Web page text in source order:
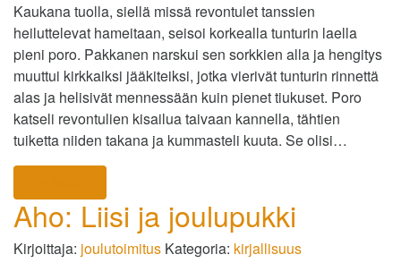
Kaukana tuolla, siellä missä revontulet tanssien
heiluttelevat hameitaan, seisoi korkealla tunturin laella
pieni poro. Pakkanen narskui sen sorkkien alla ja hengitys
muuttui kirkkaiksi jääkiteiksi, jotka vierivät tunturin rinnettä
alas ja helisivät mennessään kuin pienet tiukuset. Poro
katseli revontulien kisailua taivaan kannella, tähtien
tuiketta niiden takana ja kummasteli kuuta. Se olisi…
Aho: Liisi ja joulupukki
Kirjoittaja: joulutoimitus Kategoria: kirjallisuus